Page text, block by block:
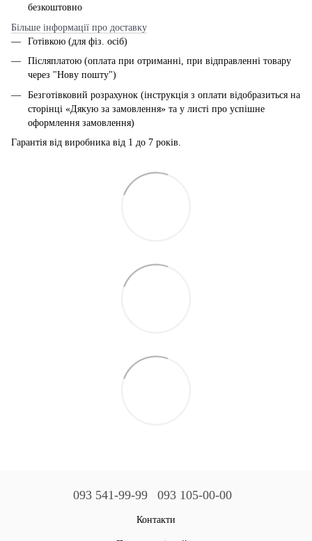
безкоштовно
Більше інформації про доставку
Готівкою (для фіз. осіб)
Післяплатою (оплата при отриманні, при відправленні товару
через "Нову пошту")
Безготівковий розрахунок (інструкція з оплати відобразиться на
сторінці «Дякую за замовлення» та у листі про успішне
оформлення замовлення)
Гарантія від виробника від 1 до 7 років.
093 541-99-99 093 105-00-00
Контакти